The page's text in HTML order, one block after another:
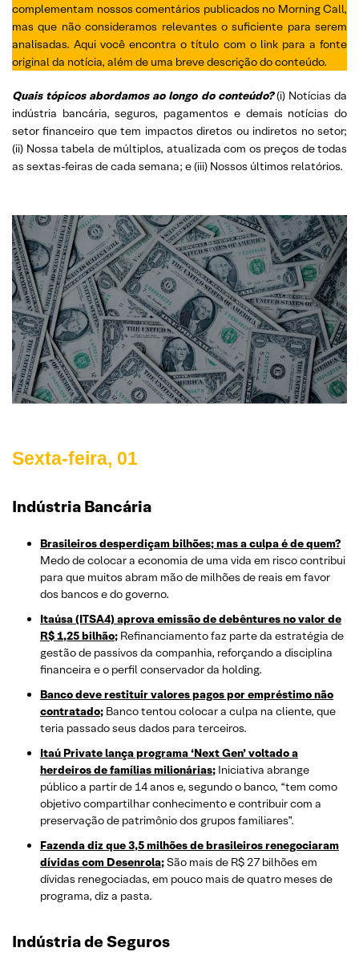
complementam nossos comentários publicados no Morning Call,
mas que não consideramos relevantes o suficiente para serem
analisadas. Aqui você encontra o título com o link para a fonte
original da notícia, além de uma breve descrição do conteúdo.
Quais tópicos abordamos ao longo do conteúdo? (i) Notícias da
indústria bancária, seguros, pagamentos e demais notícias do
setor financeiro que tem impactos diretos ou indiretos no setor;
(ii) Nossa tabela de múltiplos, atualizada com os preços de todas
as sextas-feiras de cada semana; e (iii) Nossos últimos relatórios.
Sexta-feira, 01
Indústria Bancária
Brasileiros desperdiçam bilhões; mas a culpa é de quem?
Medo de colocar a economia de uma vida em risco contribui
para que muitos abram mão de milhões de reais em favor
dos bancos e do governo.
Itaúsa (ITSA4) aprova emissão de debêntures no valor de
R$ 1,25 bilhão; Refinanciamento faz parte da estratégia de
gestão de passivos da companhia, reforçando a disciplina
financeira e o perfil conservador da holding.
Banco deve restituir valores pagos por empréstimo não
contratado; Banco tentou colocar a culpa na cliente, que
teria passado seus dados para terceiros.
Itaú Private lança programa ‘Next Gen’ voltado a
herdeiros de famílias milionárias; Iniciativa abrange
público a partir de 14 anos e, segundo o banco, “tem como
objetivo compartilhar conhecimento e contribuir com a
preservação de patrimônio dos grupos familiares”.
Fazenda diz que 3,5 milhões de brasileiros renegociaram
dívidas com Desenrola;São mais de R$ 27 bilhões em
dívidas renegociadas, em pouco mais de quatro meses de
programa, diz a pasta.
Indústria de Seguros